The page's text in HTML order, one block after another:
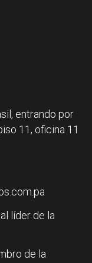
entrando por
11, oficina 11
líder de la
de la